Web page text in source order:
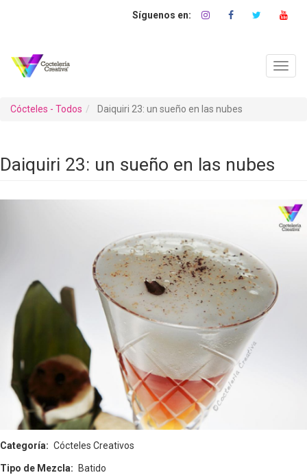
Cócteles - Todos Daiquiri 23: un sueño en las nubes
Daiquiri 23: un sueño en las nubes
Categoría Cócteles Creativos
Tipo de Mezcla Batido